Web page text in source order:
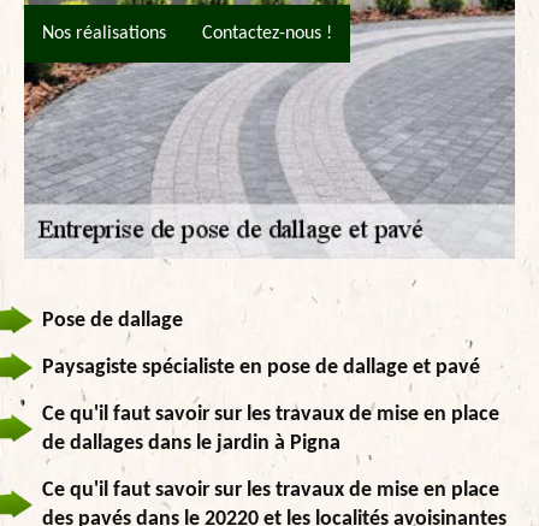
Nos réalisations Contactez-nous !
Pose de dallage
Paysagiste spécialiste en pose de dallage et pavé
Ce qu'il faut savoir sur les travaux de mise en place
de dallages dans le jardin à Pigna
Ce qu'il faut savoir sur les travaux de mise en place
des pavés dans le 20220 et les localités avoisinantes